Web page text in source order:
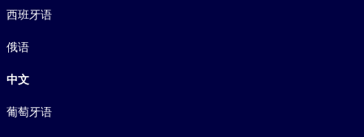
西班牙语
俄语
中文
葡萄牙语